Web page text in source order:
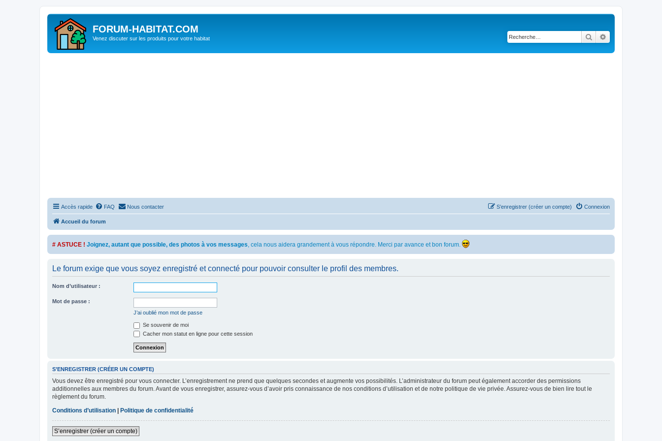
FORUM-HABITAT.COM
Venez discuter sur les produits pour votre habitat Rechercher
Accès rapide FAQ Nous contacter Connexion
S’enregistrer (créer un compte)
Accueil du forum
# ASTUCE ! Joignez, autant que possible, des photos à vos messages, cela nous aidera grandement à vous répondre. Merci par avance et bon forum.
Le forum exige que vous soyez enregistré et connecté pour pouvoir consulter le profil des membres.
Nom d’utilisateur :
Mot de passe :
J’ai oublié mon mot de passe
Se souvenir de moi
Cacher mon statut en ligne pour cette session
S’ENREGISTRER (CRÉER UN COMPTE)
Vous devez être enregistré pour vous connecter. L’enregistrement ne prend que quelques secondes et augmente vos possibilités. L’administrateur du forum peut également accorder des permissions
additionnelles aux membres du forum. Avant de vous enregistrer, assurez-vous d’avoir pris connaissance de nos conditions d’utilisation et de notre politique de vie privée. Assurez-vous de bien lire tout le
règlement du forum.
Conditions d’utilisation | Politique de confidentialité
S’enregistrer (créer un compte)